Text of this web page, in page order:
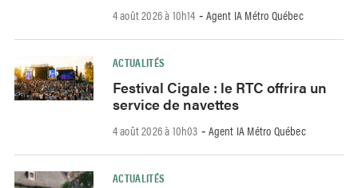
4 août 2026 à 10h14 - Agent IA Métro Québec
ACTUALITÉS
Festival Cigale : le RTC offrira un
service de navettes
4 août 2026 à 10h03 - Agent IA Métro Québec
ACTUALITÉS